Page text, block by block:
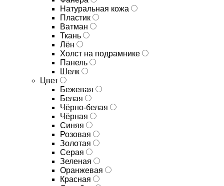
Натуральная кожа
Пластик
Ватман
Ткань
Лён
Холст на подрамнике
Панель
Шелк
Цвет
Бежевая
Белая
Чёрно-белая
Чёрная
Синяя
Розовая
Золотая
Серая
Зеленая
Оранжевая
Красная